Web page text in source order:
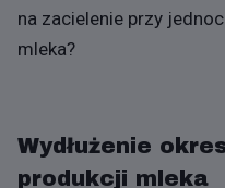
na zacielenie przy
mleka?
Wydłużenie
produkcji mleka